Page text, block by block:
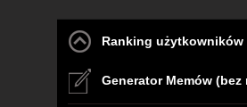
Ranking użytkowników
Generator Memów (bez